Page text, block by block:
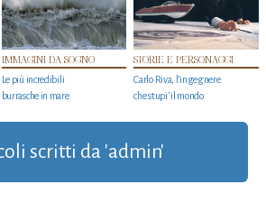
IMMAGINI DA SOGNO
Le più incredibili
burrasche in mare
STORIE E PERSONAGGI
Carlo Riva, l’ingegnere
che stupi' il mondo
scritti da 'admin'